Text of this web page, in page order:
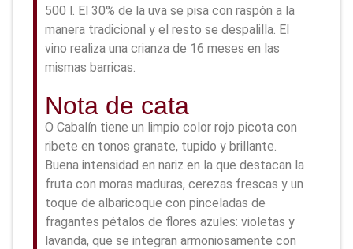
500 l. El 30% de la uva se pisa con raspón a la
manera tradicional y el resto se despalilla. El
vino realiza una crianza de 16 meses en las
mismas barricas.
Nota de cata
O Cabalín tiene un limpio color rojo picota con
ribete en tonos granate, tupido y brillante.
Buena intensidad en nariz en la que destacan la
fruta con moras maduras, cerezas frescas y un
toque de albaricoque con pinceladas de
fragantes pétalos de flores azules: violetas y
lavanda, que se integran armoniosamente con